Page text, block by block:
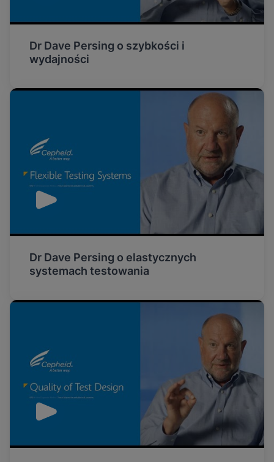
Dr Dave Persing o szybkości i
wydajności
Dr Dave Persing o elastycznych
systemach testowania